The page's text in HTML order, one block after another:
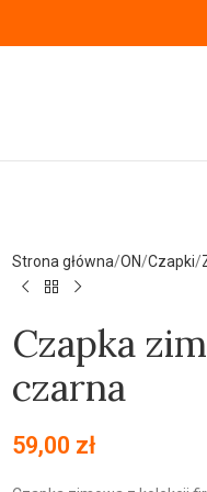
Strona główna ON Czapki
Czapka
czarna
59,00 zł